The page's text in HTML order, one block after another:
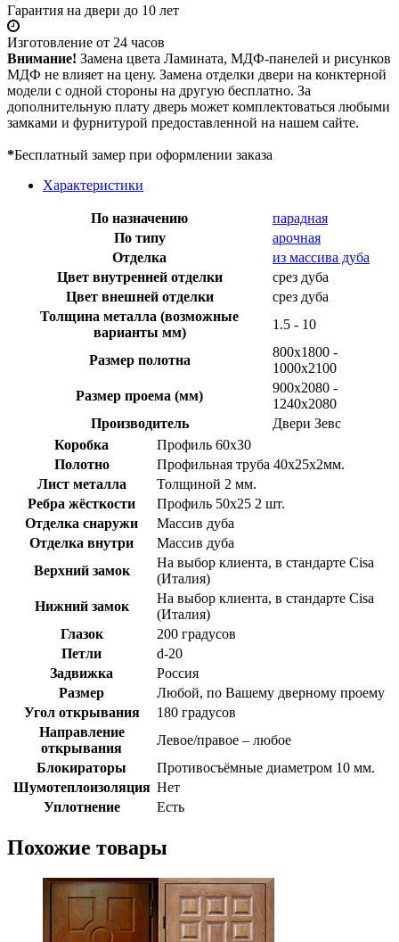
Гарантия на двери до 10 лет
Изготовление от 24 часов
Внимание! Замена цвета Ламината, МДФ-панелей и рисунков
МДФ не влияет на цену. Замена отделки двери на конктерной
модели с одной стороны на другую бесплатно. За
дополнительную плату дверь может комплектоваться любыми
замками и фурнитурой предоставленной на нашем сайте.
*Бесплатный замер при оформлении заказа
Характеристики
По назначению
парадная
По типу
арочная
Отделка
из массива дуба
Цвет внутренней отделки
срез дуба
Цвет внешней отделки
срез дуба
Толщина металла (возможные
варианты мм)
1.5 - 10
Размер полотна
800x1800 -
1000x2100
Размер проема (мм)
900х2080 -
1240х2080
Производитель
Двери Зевс
Коробка
Профиль 60х30
Полотно
Профильная труба 40х25х2мм.
Лист металла
Толщиной 2 мм.
Ребра жёсткости
Профиль 50х25 2 шт.
Отделка снаружи
Массив дуба
Отделка внутри
Массив дуба
Верхний замок
На выбор клиента, в стандарте Cisa
(Италия)
Нижний замок
На выбор клиента, в стандарте Cisa
(Италия)
Глазок
200 градусов
Петли
d-20
Задвижка
Россия
Размер
Любой, по Вашему дверному проему
Угол открывания
180 градусов
Направление
открывания
Левое/правое – любое
Блокираторы
Противосъёмные диаметром 10 мм.
Шумотеплоизоляция Нет
Уплотнение
Есть
Похожие товары